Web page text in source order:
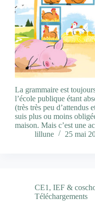
La grammaire est
l’école publique étant
(très très peu d’attendus
suis plus ou moins
maison. Mais c’est une
lillune
25 mai
CE1 , IEF &
Téléchargements